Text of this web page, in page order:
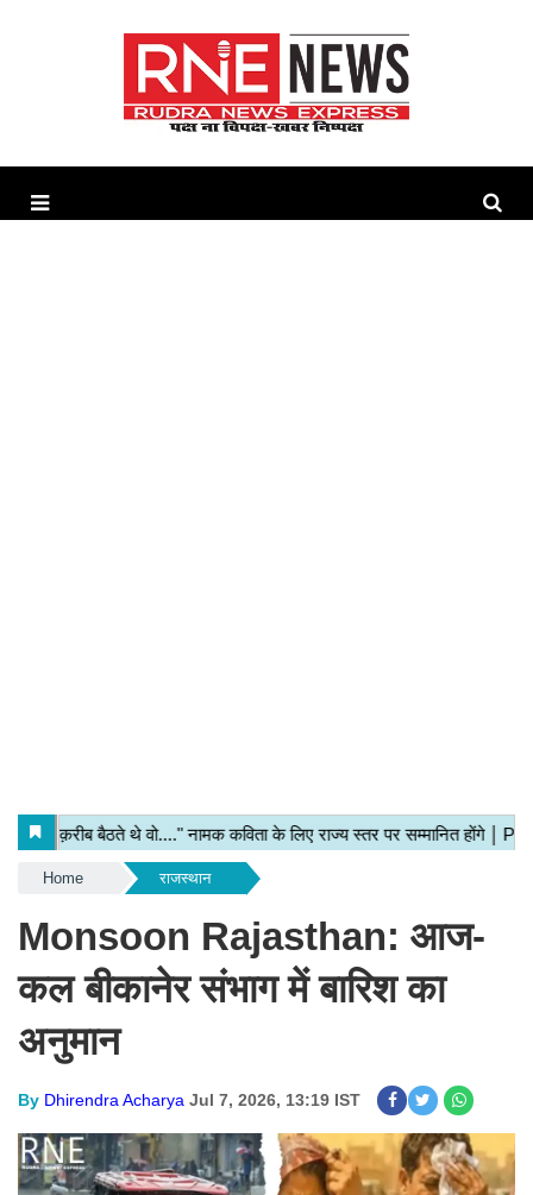
Home राजस्थान
Monsoon Rajasthan: आज-
कल बीकानेर संभाग में बारिश का
अनुमान
By Dhirendra Acharya Jul 7, 2026, 13:19 IST